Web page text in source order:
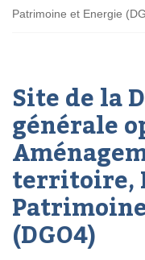
Patrimoine et Energie
Site de la
générale
territoire,
(DGO4)